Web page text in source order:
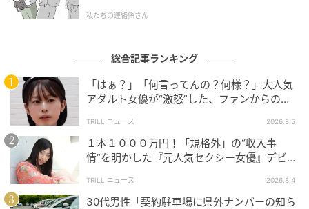
私たちの連絡係さん
総合記事ランキング
「はぁ？」「何言ってんの？何様？」大人気
アダルト女優が“激怒”した、ファンからの
TRILL ニュース 2026.8.5
１本１０００万円！「規格外」の“収入事
情”を明かした『元人気セクシー女優』デビュ
TRILL ニュース 2026.8.4
30代男性「契約駐車場に県外ナンバーの知ら